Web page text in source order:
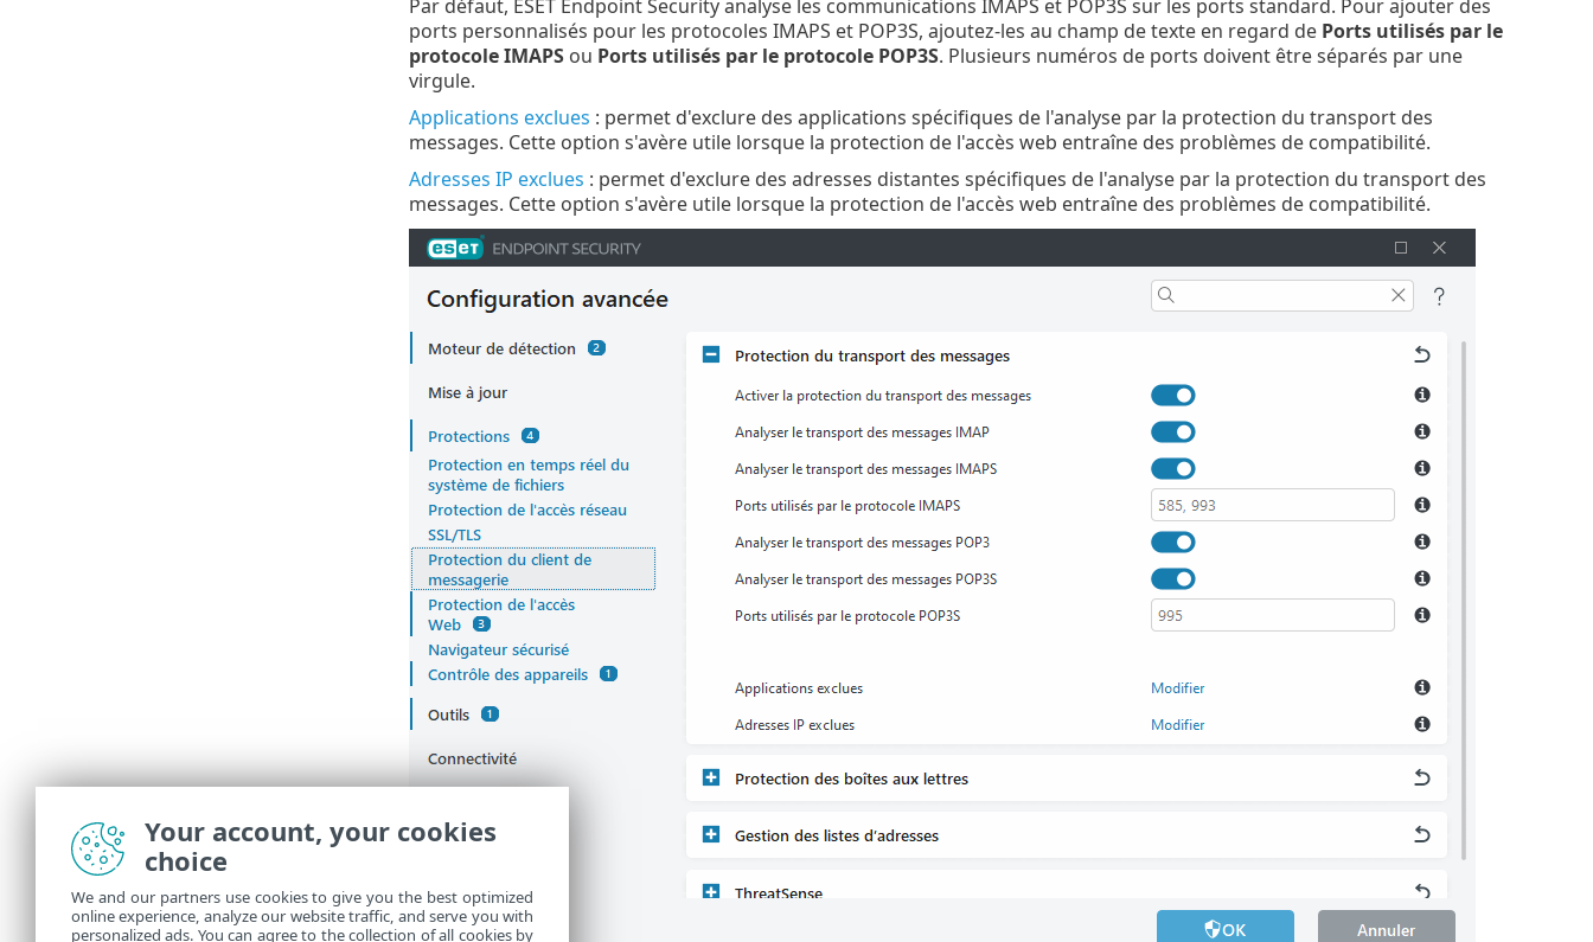
Par défaut, ESET Endpoint Security analyse les communications IMAPS et POP3S sur les ports standard. Pour ajouter des
ports personnalisés pour les protocoles IMAPS et POP3S, ajoutez-les au champ de texte en regard de Ports utilisés par le
protocole IMAPSou Ports utilisés par le protocole POP3S. Plusieurs numéros de ports doivent être séparés par une
virgule.
Applications exclues : permet d'exclure des applications spécifiques de l'analyse par la protection du transport des
messages. Cette option s'avère utile lorsque la protection de l'accès web entraîne des problèmes de compatibilité.
Adresses IP exclues : permet d'exclure des adresses distantes spécifiques de l'analyse par la protection du transport des
messages. Cette option s'avère utile lorsque la protection de l'accès web entraîne des problèmes de compatibilité.
Your account, your cookies
choice
We and our partners use cookies to give you the best optimized
online experience, analyze our website traffic, and serve you with
personalized ads. You can agree to the collection of all cookies by